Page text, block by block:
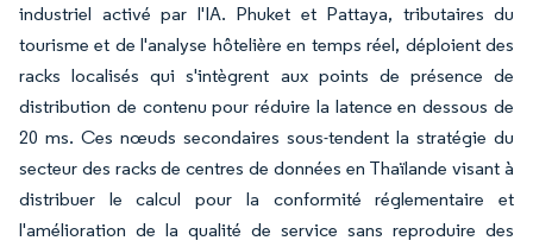
industriel activé par l'IA. Phuket et Pattaya, tributaires du
tourisme et de l'analyse hôtelière en temps réel, déploient des
racks localisés qui s'intègrent aux points de présence de
distribution de contenu pour réduire la latence en dessous de
20 ms. Ces nœuds secondaires sous-tendent la stratégie du
secteur des racks de centres de données en Thaïlande visant à
distribuer le calcul pour la conformité réglementaire et
l'amélioration de la qualité de service sans reproduire des